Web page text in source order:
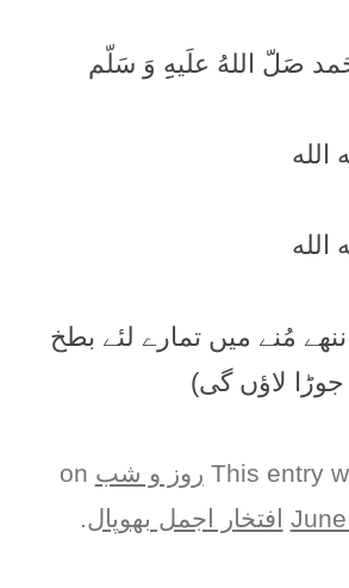
صَلّ اللهُ علَيهِِ وَ سَلّم
الله
الله
مُنے میں تمارے لئے بطخ
لاؤں گی)
This entry روز و شب
افتخار اجمل بھوپال.